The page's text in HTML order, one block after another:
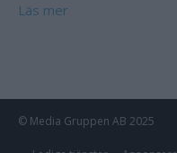
Läs mer
© Media Gruppen AB 2025